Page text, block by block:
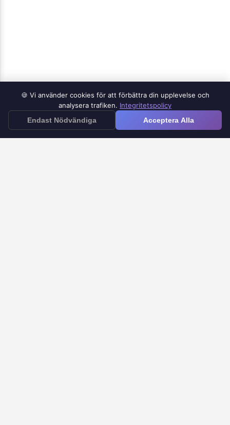
Produkter
Google Forms iOS-app
Google Forms till Doc
🍪 Vi använder cookies för att förbättra din upplevelse och
analysera trafiken. Integritetspolicy
Endast Nödvändiga
Acceptera Alla